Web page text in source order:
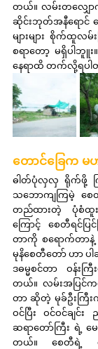
တယ်။ လမ်းတလျှေ
ဆိုင်းဘုတ်အနီရောင်
များများ စိုက်ထူလ
စရာတော့ မရှိပါဘူူး
နေရာထိ တက်လို့ရပါ
တောင်ခြေက မ
ဓါတ်ပုံလှလှ ရိုက်ဖို့
သဘောကျကြမဲ့ စ
တည်ထားတဲ့ ပုံစံထူးခ
ကြောင့် စေတီရင်ပြ
တာကို စရောက်တာနဲ့ ခံ
မုနိစေတီတော် ဟာ ပါ
ဒဓမ္မစင်တာ ဝန်းက
တယ်။ လမ်းအပြင်ကန
တာ ဆိုတဲ့ မုခ်ဦးကြီး
ဝင်ပြီး ဝင်ဝင်ချင်
ဆရာတော်ကြီး ရဲ့ မေ
တယ်။ စေတီရဲ့ နေ